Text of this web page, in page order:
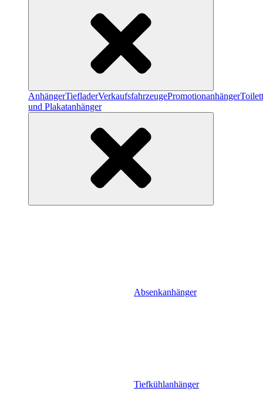
AnhängerTiefladerVerkaufsfahrzeugePromotionanhänger
und Plakatanhänger
Absenkanhänger
Tiefkühlanhänger